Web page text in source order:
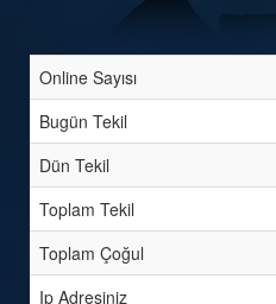
Online Sayısı
Bugün Tekil
Dün Tekil
Toplam Tekil
Toplam Çoğul
Ip Adresiniz